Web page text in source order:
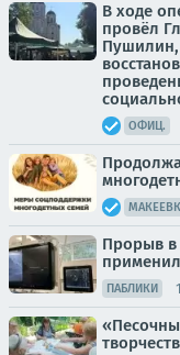
В ходе
провёл
Пушилин,
ОФИЦ.
Прорыв в
ПАБЛИКИ